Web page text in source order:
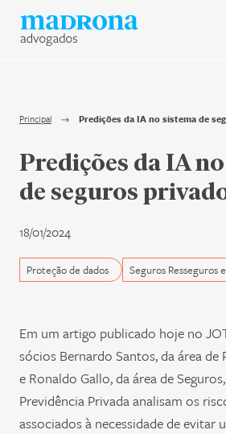
Hub Madrona
Contato
Newsletter
Principal Predições da IA no sistema de
Predições da IA
de seguros
18/01/2024
Proteção de dados Seguros Resseguros
Em um artigo publicado hoje no
sócios Bernardo Santos, da área de
e Ronaldo Gallo, da área de
Previdência Privada analisam os
associados à necessidade de evitar